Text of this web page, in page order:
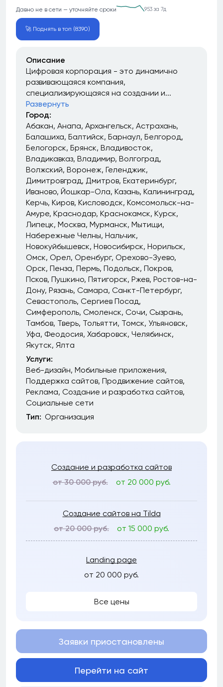
Давно не в сети — уточняйте сроки 953 за 7д
🚀 Поднять в топ (8390)
Описание
Цифровая корпорация - это динамично
развивающаяся компания,
специализирующаяся на создании и...
Развернуть
Город:
Абакан Анапа Архангельск Астрахань
Балашиха Балтийск Барнаул Белгород
Белогорск Брянск Владивосток
Владикавказ Владимир Волгоград
Волжский Воронеж Геленджик
Димитровград Дмитров Екатеринбург
Иваново Йошкар-Ола Казань Калининград
Керчь Киров Кисловодск Комсомольск-на-
Амуре Краснодар Краснокамск Курск
Липецк Москва Мурманск Мытищи
Набережные Челны Нальчик
Новокуйбышевск Новосибирск Норильск
Омск Орел Оренбург Орехово-Зуево
Орск Пенза Пермь Подольск Покров
Псков Пушкино Пятигорск Ржев Ростов-на-
Дону Рязань Самара Санкт-Петербург
Севастополь Сергиев Посад
Симферополь Смоленск Сочи Сызрань
Тамбов Тверь Тольятти Томск Ульяновск
Уфа Феодосия Хабаровск Челябинск
Якутск Ялта
Услуги:
Веб-дизайн Мобильные приложения
Поддержка сайтов Продвижение сайтов
Реклама Создание и разработка сайтов
Социальные сети
Тип: Организация
Создание и разработка сайтов
от 30 000 руб.
от 20 000 руб.
Создание сайтов на Tilda
от 20 000 руб.
от 15 000 руб.
Landing page
от 20 000 руб.
Все цены
Заявки приостановлены
Перейти на сайт